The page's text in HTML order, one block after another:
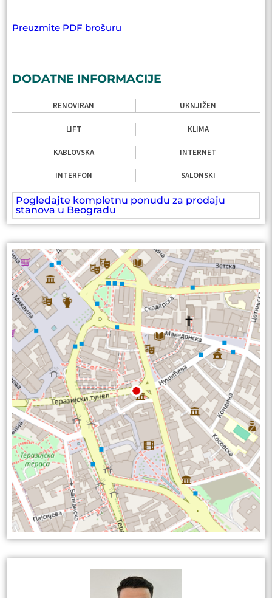
Preuzmite PDF brošuru
DODATNE INFORMACIJE
RENOVIRAN UKNJIŽEN
LIFT KLIMA
KABLOVSKA INTERNET
INTERFON SALONSKI
Pogledajte kompletnu ponudu za prodaju
stanova u Beogradu